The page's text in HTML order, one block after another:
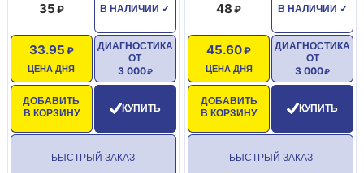
6. Температура до 110 гр.С
В НАЛИЧИИ ✓
35
ЦЕНА ДНЯ
33.95
ДОБАВИТЬ
В КОРЗИНУ
ДИАГНОСТИКА
ОТ
3 000
КУПИТЬ
БЫСТРЫЙ ЗАКАЗ
В НАЛИЧИИ ✓
48
ЦЕНА ДНЯ
45.60
ДОБАВИТЬ
В КОРЗИНУ
ДИАГНОСТИКА
ОТ
3 000
КУПИТЬ
БЫСТРЫЙ ЗАКАЗ